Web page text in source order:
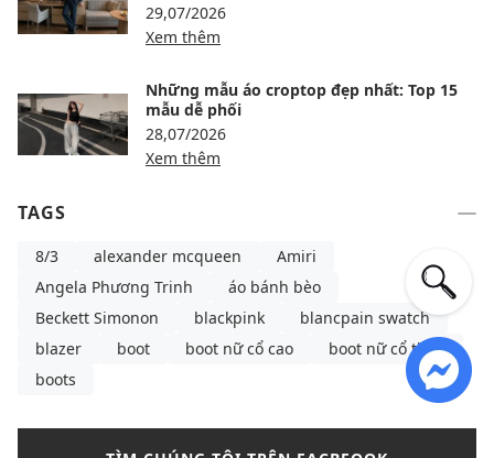
29,07/2026
Xem thêm
Những mẫu áo croptop đẹp nhất: Top 15
mẫu dễ phối
28,07/2026
Xem thêm
TAGS
8/3 alexander mcqueen
Amiri
Angela Phương Trinh
áo bánh bèo
Beckett Simonon
blackpink
blancpain swatch
blazer
boot boot nữ cổ cao
boot nữ cổ thấp
boots